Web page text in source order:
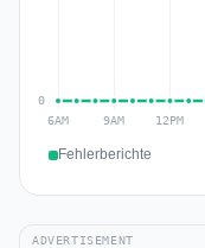
Fehlerberichte
ADVERTISEMENT